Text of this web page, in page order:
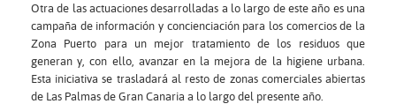
Otra de las actuaciones desarrolladas a lo largo de este año es una
campaña de información y concienciación para los comercios de la
Zona Puerto para un mejor tratamiento de los residuos que
generan y, con ello, avanzar en la mejora de la higiene urbana.
Esta iniciativa se trasladará al resto de zonas comerciales abiertas
de Las Palmas de Gran Canaria a lo largo del presente año.